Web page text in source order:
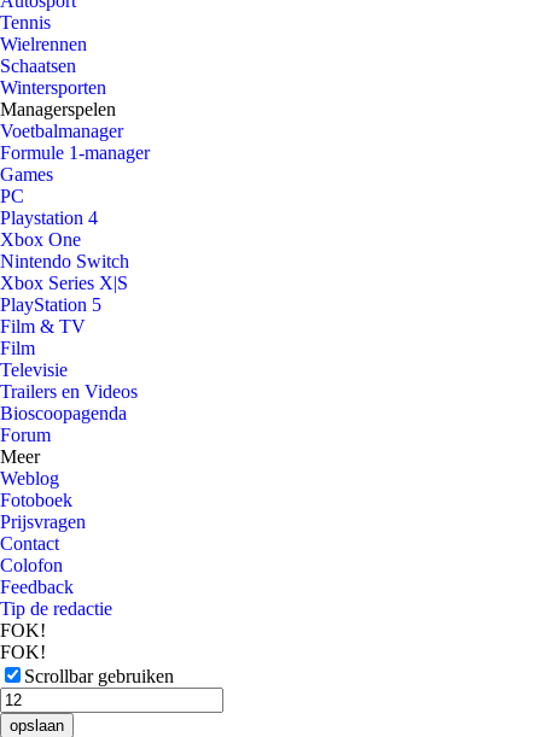
Tennis
Wielrennen
Schaatsen
Wintersporten
Managerspelen
Voetbalmanager
Formule 1-manager
Games
PC
Playstation 4
Xbox One
Nintendo Switch
Xbox Series X|S
PlayStation 5
Film & TV
Film
Televisie
Trailers en Videos
Bioscoopagenda
Forum
Meer
Weblog
Fotoboek
Prijsvragen
Contact
Colofon
Feedback
Tip de redactie
FOK!
FOK!
Scrollbar gebruiken
opslaan